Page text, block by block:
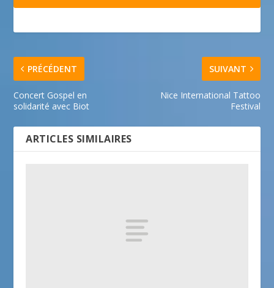
PRÉCÉDENT
Concert Gospel en
solidarité avec Biot
SUIVANT
Nice International Tattoo
Festival​
ARTICLES SIMILAIRES